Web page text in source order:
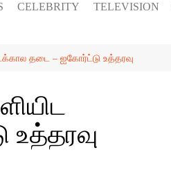
CELEBRITY TELEVISION
தடை – ஐகோர்ட்டு உத்தரவு